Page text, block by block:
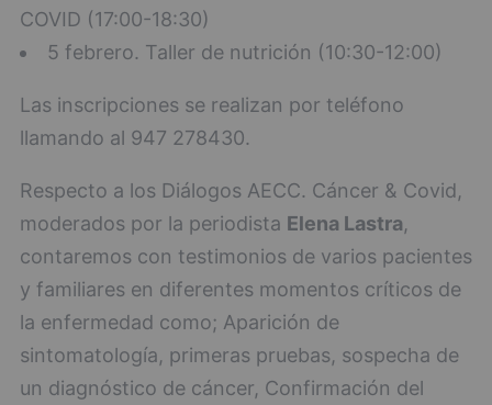
COVID (17:00-18:30)
5 febrero. Taller de nutrición (10:30-12:00)
Las inscripciones se realizan por teléfono
llamando al 947 278430.
Respecto a los Diálogos AECC. Cáncer & Covid,
moderados por la periodista Elena Lastra,
contaremos con testimonios de varios pacientes
y familiares en diferentes momentos críticos de
la enfermedad como; Aparición de
sintomatología, primeras pruebas, sospecha de
un diagnóstico de cáncer, Confirmación del